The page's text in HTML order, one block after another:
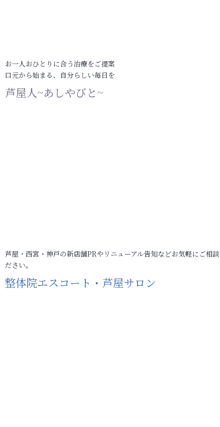
お一人おひとりに合う治療をご提案
口元から始まる、自分らしい毎日を
芦屋人~あしやびと~
芦屋・西宮・神戸の新店舗PRやリニューアル告知などお気軽にご相
ださい。
整体院エスコート・芦屋サロン